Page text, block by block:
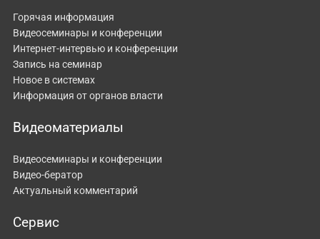
Горячая информация
Видеосеминары и конференции
Интернет-интервью и конференции
Запись на семинар
Новое в системах
Информация от органов власти
Видеоматериалы
Видеосеминары и конференции
Видео-бератор
Актуальный комментарий
Сервис